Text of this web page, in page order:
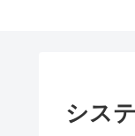
シス